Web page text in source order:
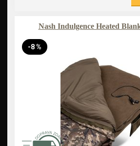
Nash Indulgence Heated
-8 %